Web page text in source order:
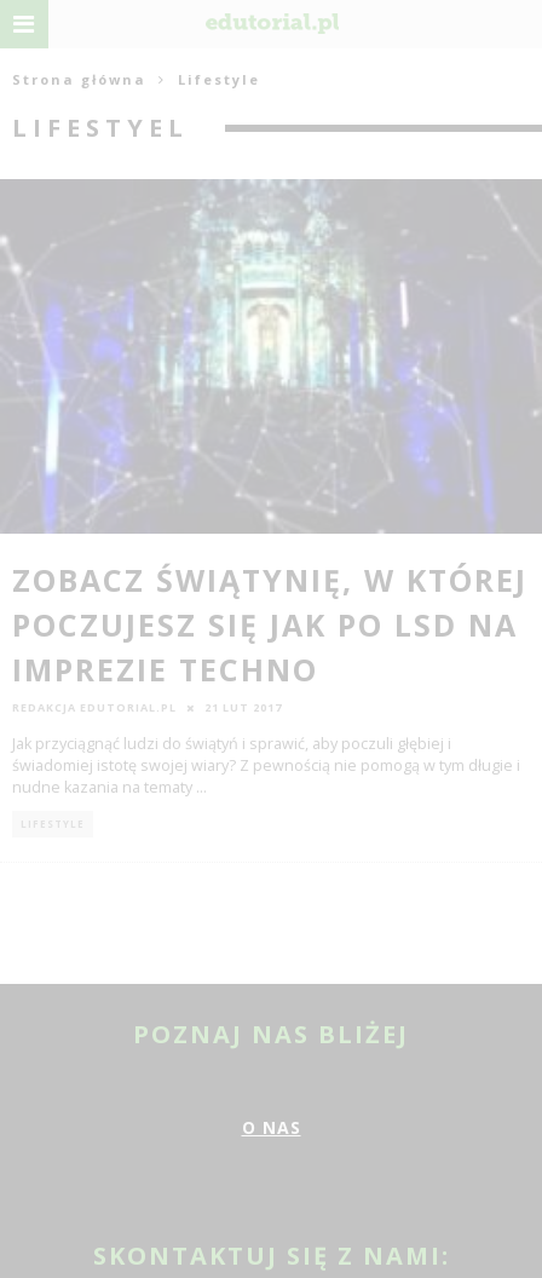
Strona główna Lifestyle
LIFESTYEL
ZOBACZ ŚWIĄTYNIĘ, W KTÓREJ
POCZUJESZ SIĘ JAK PO LSD NA
IMPREZIE TECHNO
REDAKCJA EDUTORIAL.PL 21 LUT 2017
Jak przyciągnąć ludzi do świątyń i sprawić, aby poczuli głębiej i
świadomiej istotę swojej wiary? Z pewnością nie pomogą w tym długie i
nudne kazania na tematy ...
LIFESTYLE
POZNAJ NAS BLIŻEJ
O NAS
SKONTAKTUJ SIĘ Z NAMI: